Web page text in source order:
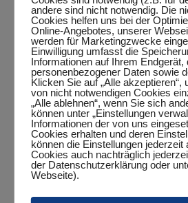
DETAILS
Datum:
Februar 14, 2024
Zeit:
20:35 Uhr - 23:35 Uhr
Veranstaltungskategorien:
TTVN-Race,
andere sind nicht notwendig. Die
Cookies helfen uns bei der
Online-Angebotes, unserer
werden für Marketingzwecke
Einwilligung umfasst die
Informationen auf Ihrem Endgerät,
personenbezogener Daten sowie
Klicken Sie auf „Alle akzeptieren“,
von nicht notwendigen Cookies
„Alle ablehnen“, wenn Sie sich
können unter „Einstellungen
Informationen der von uns
Cookies erhalten und deren
können die Einstellungen jederzeit
Cookies auch nachträglich
der Datenschutzerklärung oder
Webseite).